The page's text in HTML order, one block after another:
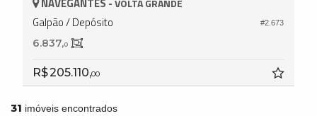
#2.673
VOLTA GRANDE
Galpão / Depósito
6.837,0
R$ 205.110,00
31 imóveis encontrados